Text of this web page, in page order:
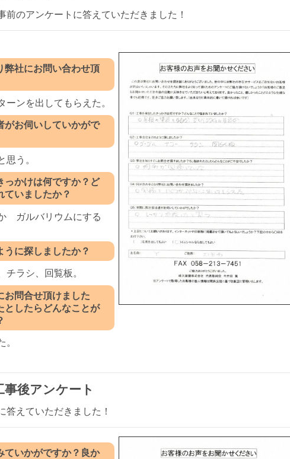
前のアンケートに答えていただきました！
弊社にお問い合わせ頂
ーンを出してもらえた。
がお伺いしていかがで
思う。
っかけは何ですか？ど
ていましたか？
ガルバリウムにする
うに探しましたか？
チラシ、回覧板。
お問合せ頂けました
としたらどんなことが
。
事後アンケート
答えていただきました！
ていかがですか？良か